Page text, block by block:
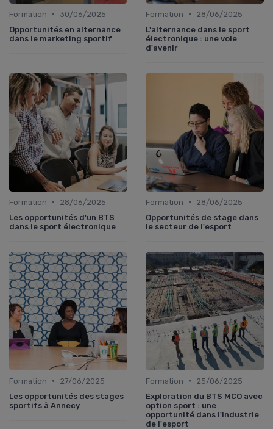
Formation •
30/06/2025
Opportunités en alternance
dans le marketing sportif
Formation •
28/06/2025
L'alternance dans le sport
électronique : une voie
d'avenir
Formation •
28/06/2025
Les opportunités d'un BTS
dans le sport électronique
Formation •
28/06/2025
Opportunités de stage dans
le secteur de l'esport
Formation •
27/06/2025
Les opportunités des stages
sportifs à Annecy
Formation •
25/06/2025
Exploration du BTS MCO avec
option sport : une
opportunité dans l'industrie
de l'esport